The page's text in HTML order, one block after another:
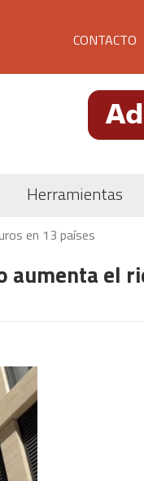
Menú
de
CONTACTO
Herramientas
en 13 países
aumenta el